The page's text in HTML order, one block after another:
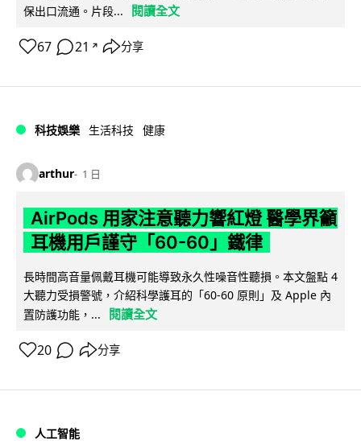
保出口流通。片段...
閱讀全文
67 21 ↗ 分享
科技娛樂 生活科技 健康
arthur 1 日
AirPods 用家注意聽力響紅燈 醫學界籲
耳機用戶謹守「60-60」鐵律
長時間高音量佩戴耳機可能導致永久性噪音性聽損。本文盤點 4
大聽力受損警號，介紹科學護耳的「60-60 原則」及 Apple 內
置防護功能，...
閱讀全文
20 分享
人工智能